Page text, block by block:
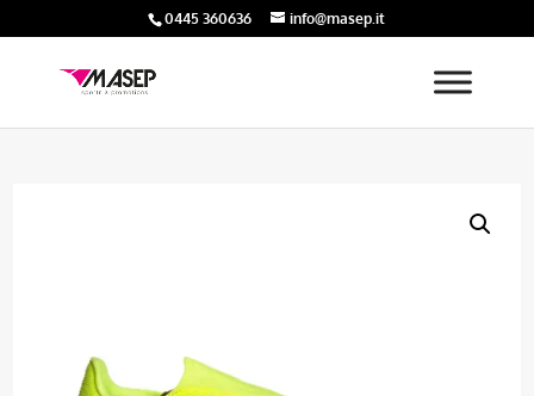
0445 360636 info@masep.it